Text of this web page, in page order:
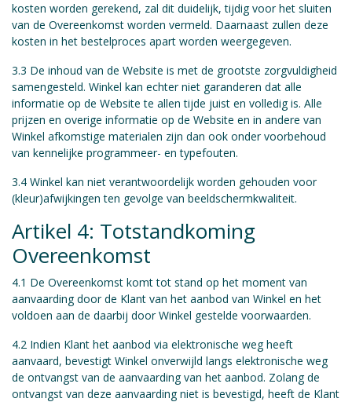
kosten worden gerekend, zal dit duidelijk, tijdig voor het sluiten
van de Overeenkomst worden vermeld. Daarnaast zullen deze
kosten in het bestelproces apart worden weergegeven.
3.3 De inhoud van de Website is met de grootste zorgvuldigheid
samengesteld. Winkel kan echter niet garanderen dat alle
informatie op de Website te allen tijde juist en volledig is. Alle
prijzen en overige informatie op de Website en in andere van
Winkel afkomstige materialen zijn dan ook onder voorbehoud
van kennelijke programmeer- en typefouten.
3.4 Winkel kan niet verantwoordelijk worden gehouden voor
(kleur)afwijkingen ten gevolge van beeldschermkwaliteit.
Artikel 4: Totstandkoming
Overeenkomst
4.1 De Overeenkomst komt tot stand op het moment van
aanvaarding door de Klant van het aanbod van Winkel en het
voldoen aan de daarbij door Winkel gestelde voorwaarden.
4.2 Indien Klant het aanbod via elektronische weg heeft
aanvaard, bevestigt Winkel onverwijld langs elektronische weg
de ontvangst van de aanvaarding van het aanbod. Zolang de
ontvangst van deze aanvaarding niet is bevestigd, heeft de Klant